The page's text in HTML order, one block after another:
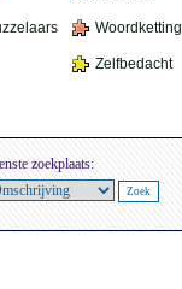
Woordketting
Zelfbedacht
zoekplaats: